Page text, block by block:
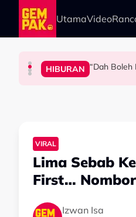
Skip to main content
UtamaVideo
HIBURAN Bawa
HIBURAN “Dah Boleh
BERITA Kasihnya Ibu,
ANTARABANGSA
VIRAL
Lima Sebab
First…
Izwan Isa